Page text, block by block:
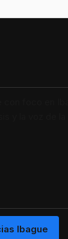
Ibague